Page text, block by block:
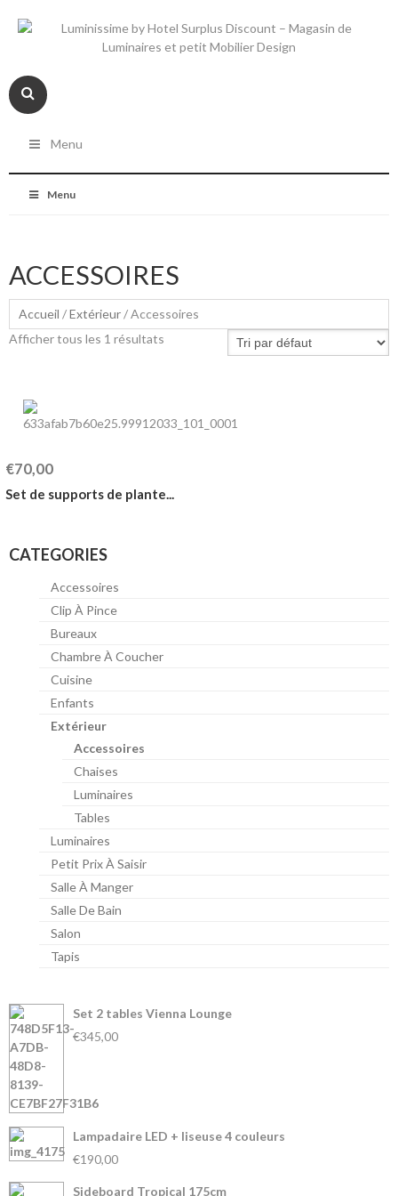
Menu
Menu
ACCESSOIRES
Accueil /Extérieur/ Accessoires
Afficher tous les 1 résultats
€70,00
Set de supports de plante...
CATEGORIES
Accessoires
Clip À Pince
Bureaux
Chambre À Coucher
Cuisine
Enfants
Extérieur
Accessoires
Chaises
Luminaires
Tables
Luminaires
Petit Prix À Saisir
Salle À Manger
Salle De Bain
Salon
Tapis
Set 2 tables Vienna Lounge
€345,00
Lampadaire LED + liseuse 4 couleurs
€190,00
Sideboard Tropical 175cm